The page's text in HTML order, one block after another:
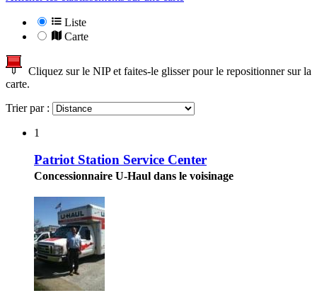
Liste
Carte
Cliquez sur le NIP et faites-le glisser pour le repositionner sur la
carte.
Trier par :
1
Patriot Station Service Center
Concessionnaire U-Haul dans le voisinage